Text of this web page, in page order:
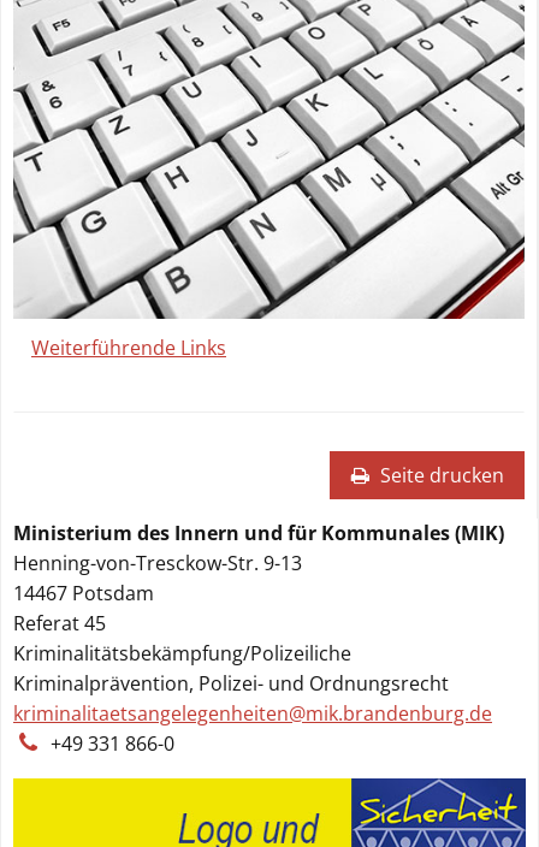
Weiterführende Links
Seite drucken
Ministerium des Innern und für Kommunales (MIK)
Henning-von-Tresckow-Str. 9-13
14467 Potsdam
Referat 45
Kriminalitätsbekämpfung/Polizeiliche
Kriminalprävention, Polizei- und Ordnungsrecht
kriminalitaetsangelegenheiten@mik.brandenburg.de
+49 331 866-0